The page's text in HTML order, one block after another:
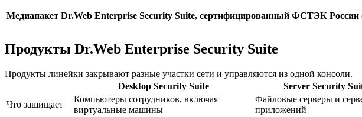
Медиапакет Dr.Web Enterprise Security Suite, сертифицированный ФСТЭК России
Продукты Dr.Web Enterprise Security Suite
Продукты линейки закрывают разные участки сети и управляются из одной консоли.
Desktop Security Suite
Server Security
Что защищает
Компьютеры сотрудников, включая
виртуальные машины
Файловые серверы и
приложений